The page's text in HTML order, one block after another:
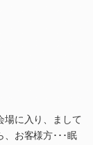
場に入り、まして
、お客様方･･･眠